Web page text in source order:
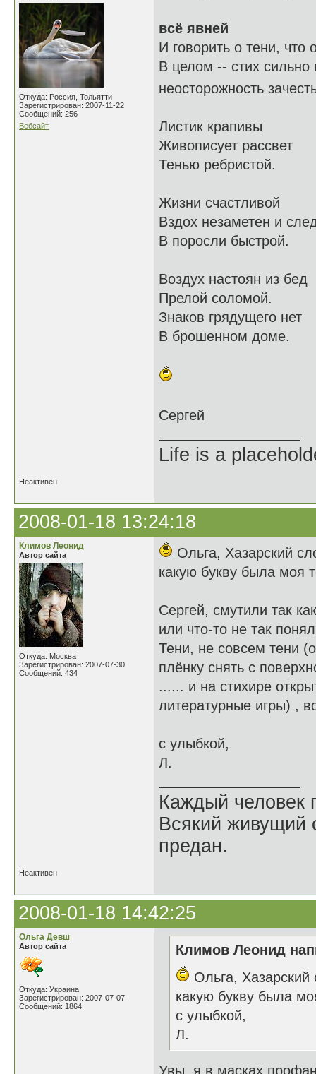
Откуда: Россия, Тольятти
Зарегистрирован: 2007-11-22
Сообщений: 256
Вебсайт
всё явней
И говорить о тени, что
В целом -- стих
неосторожность
Листик крапивы
Живописует рассвет
Тенью ребристой.
Жизни счастливой
Вздох незаметен и
В поросли быстрой.
Воздух настоян из бед
Прелой соломой.
Знаков грядущего нет
В брошенном доме.
Сергей
Life is a
Неактивен
2008-01-18 13:24:18
Климов Леонид
Автор сайта
Откуда: Москва
Зарегистрирован: 2007-07-30
Сообщений: 434
Ольга, Хазарский
какую букву была моя
Сергей, смутили так
или что-то не так
Тени, не совсем тени
плёнку снять с
...... и на стихире
литературные игры) ,
с улыбкой,
Л.
Каждый человек
Всякий живущий
предан.
Неактивен
2008-01-18 14:42:25
Ольга Девш
Автор сайта
Откуда: Украина
Зарегистрирован: 2007-07-07
Сообщений: 1864
Климов Леонид
Ольга, Хазарский
какую букву была
с улыбкой,
Л.
Увы, я в масках